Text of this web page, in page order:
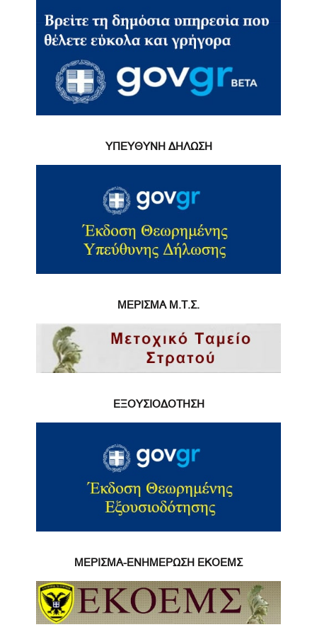
ΥΠΕΥΘΥΝΗ ΔΗΛΩΣΗ
ΜΕΡΙΣΜΑ Μ.Τ.Σ.
ΕΞΟΥΣΙΟΔΟΤΗΣΗ
ΜΕΡΙΣΜΑ-ΕΝΗΜΕΡΩΣΗ ΕΚΟΕΜΣ